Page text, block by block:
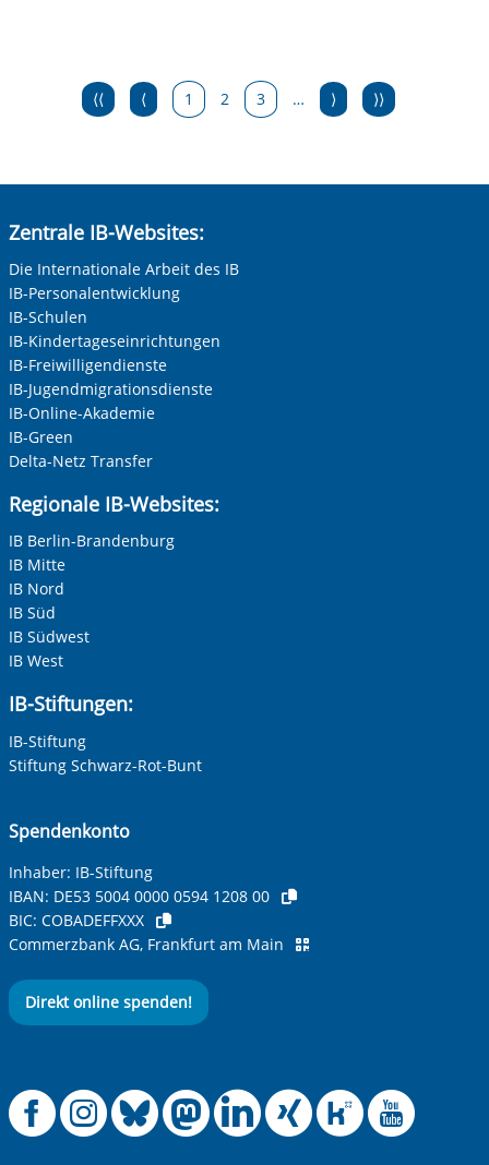
⟨⟨ ⟨ 1 2 3 … ⟩ ⟩⟩
Zentrale IB-Websites:
Die Internationale Arbeit des IB
IB-Personalentwicklung
IB-Schulen
IB-Kindertageseinrichtungen
IB-Freiwilligendienste
IB-Jugendmigrationsdienste
IB-Online-Akademie
IB-Green
Delta-Netz Transfer
Regionale IB-Websites:
IB Berlin-Brandenburg
IB Mitte
IB Nord
IB Süd
IB Südwest
IB West
IB-Stiftungen:
IB-Stiftung
Stiftung Schwarz-Rot-Bunt
Spendenkonto
Inhaber: IB-Stiftung
IBAN: DE53 5004 0000 0594 1208 00
BIC: COBADEFFXXX
Commerzbank AG, Frankfurt am Main
Direkt online spenden!
Offizielle
Offizielle
Offizielle
Offizielle
Offizielle